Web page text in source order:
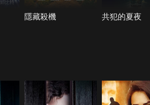
隱藏殺機 共犯的夏夜